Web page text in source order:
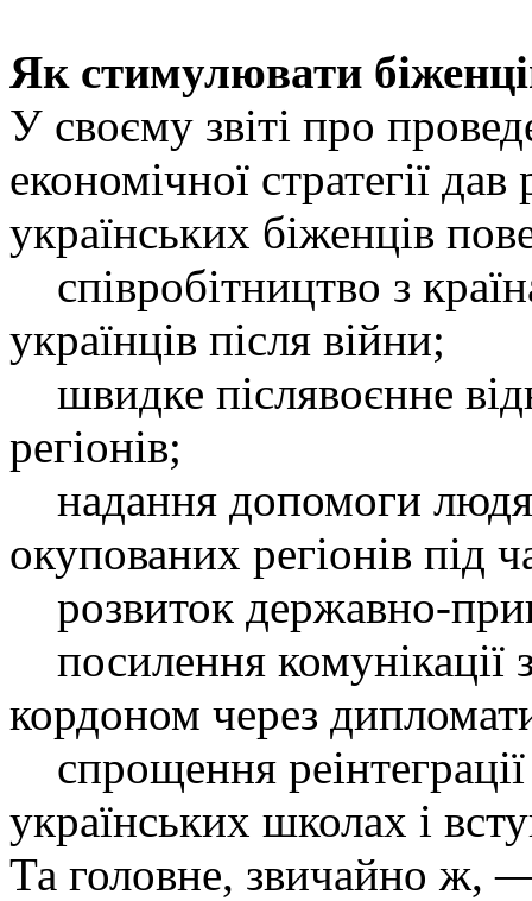
Як стимулювати
У своєму звіті про
економічної стратегії
українських біженців
співробітництво з
українців після війни;
швидке післявоєнне
регіонів;
надання допомоги
окупованих регіонів під
розвиток державно-
посилення комунікації
кордоном через
спрощення
українських школах і
Та головне, звичайно ж,